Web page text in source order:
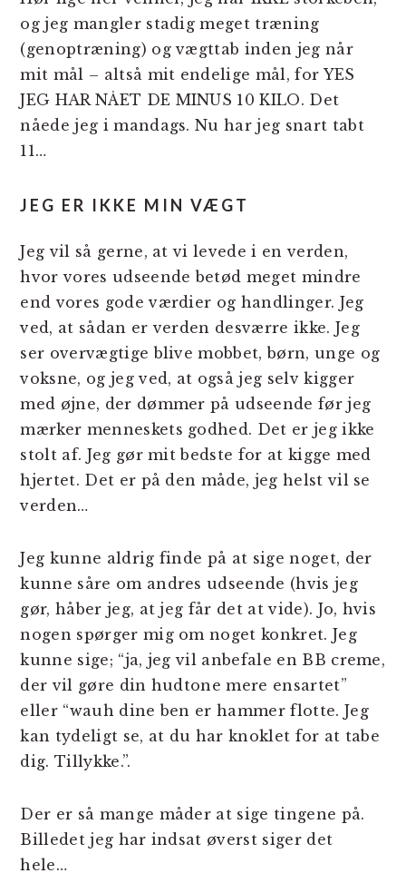
og jeg mangler stadig meget træning
(genoptræning) og vægttab inden jeg når
mit mål – altså mit endelige mål, for YES
JEG HAR NÅET DE MINUS 10 KILO. Det
nåede jeg i mandags. Nu har jeg snart tabt
11…
JEG ER IKKE MIN VÆGT
Jeg vil så gerne, at vi levede i en verden,
hvor vores udseende betød meget mindre
end vores gode værdier og handlinger. Jeg
ved, at sådan er verden desværre ikke. Jeg
ser overvægtige blive mobbet, børn, unge og
voksne, og jeg ved, at også jeg selv kigger
med øjne, der dømmer på udseende før jeg
mærker menneskets godhed. Det er jeg ikke
stolt af. Jeg gør mit bedste for at kigge med
hjertet. Det er på den måde, jeg helst vil se
verden…
Jeg kunne aldrig finde på at sige noget, der
kunne såre om andres udseende (hvis jeg
gør, håber jeg, at jeg får det at vide). Jo, hvis
nogen spørger mig om noget konkret. Jeg
kunne sige; “ja, jeg vil anbefale en BB creme,
der vil gøre din hudtone mere ensartet”
eller “wauh dine ben er hammer flotte. Jeg
kan tydeligt se, at du har knoklet for at tabe
dig. Tillykke.”.
Der er så mange måder at sige tingene på.
Billedet jeg har indsat øverst siger det
hele…